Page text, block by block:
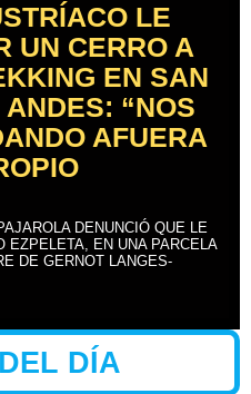
LE
UN CERRO A
EN SAN
“NOS
AFUERA
DENUNCIÓ QUE LE
EZPELETA, EN UNA PARCELA
DE GERNOT LANGES-
DÍA